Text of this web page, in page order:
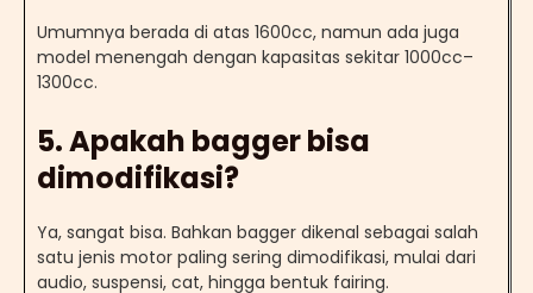
Umumnya berada di atas 1600cc, namun ada juga
model menengah dengan kapasitas sekitar 1000cc–
1300cc.
5. Apakah bagger bisa
dimodifikasi?
Ya, sangat bisa. Bahkan bagger dikenal sebagai salah
satu jenis motor paling sering dimodifikasi, mulai dari
audio, suspensi, cat, hingga bentuk fairing.